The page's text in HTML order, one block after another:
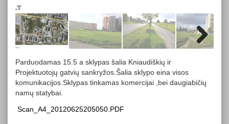
Parduodamas 15.5 a sklypas šalia Kniaudiškių ir
Projektuotojų gatvių sankryžos.Šalia sklypo eina visos
komunikacijos.Sklypas tinkamas komercijai ,bei daugiabičių
namų statybai.
Scan_A4_20120625205050.PDF